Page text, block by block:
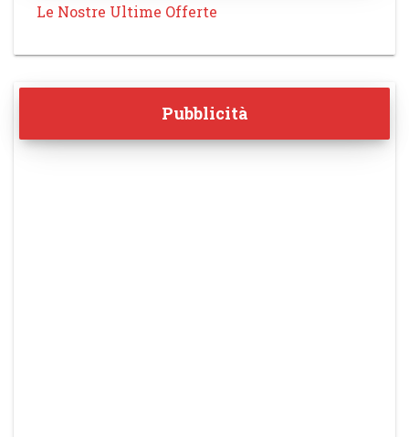
Le Nostre Ultime Offerte
Pubblicità